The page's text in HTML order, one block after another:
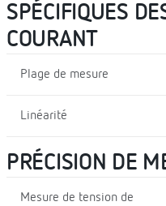
SPÉCIFIQUES
COURANT
Plage de mesure
Linéarité
PRÉCISION DE
Mesure de tension de